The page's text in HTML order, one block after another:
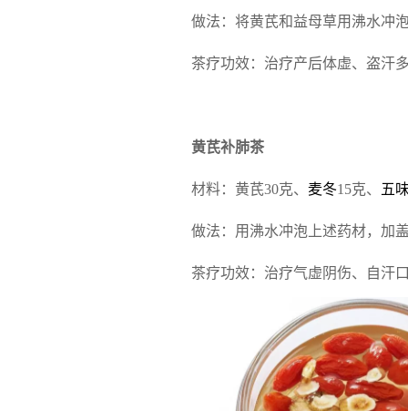
做法：将黄芪和益母草用沸水冲
茶疗功效：治疗产后体虚、盗汗
黄芪补肺茶
材料：黄芪30克、 麦冬15克、 五
做法：用沸水冲泡上述药材，加
茶疗功效：治疗气虚阴伤、自汗